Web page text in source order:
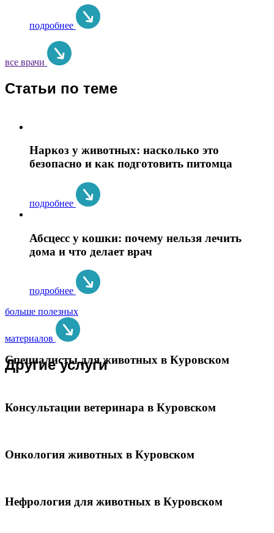
подробнее
все врачи
Статьи по теме
Наркоз у животных: насколько это
безопасно и как подготовить питомца
подробнее
Абсцесс у кошки: почему нельзя лечить
дома и что делает врач
подробнее
больше полезных
материалов
Другие услуги
Специалисты для животных в Куровском
Консультации ветеринара в Куровском
Онкология животных в Куровском
Нефрология для животных в Куровском